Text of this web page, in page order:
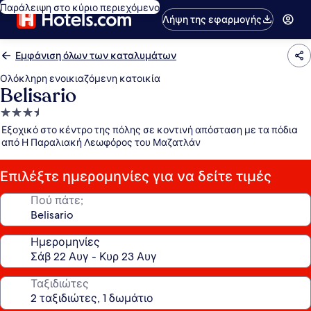
Παράλειψη στο κύριο περιεχόμενο
Λήψη της εφαρμογής
Εμφάνιση όλων των καταλυμάτων
Ολόκληρη ενοικιαζόμενη κατοικία
Belisario
Κατάλυμα
με
3.5
αστέρια
Εξοχικό στο κέντρο της πόλης σε κοντινή απόσταση με τα πόδια
από Η Παραλιακή Λεωφόρος του Μαζατλάν
Επιλέξτε ημερομηνίες για να δείτε τιμές
Πού πάτε;
Ημερομηνίες
Ταξιδιώτες